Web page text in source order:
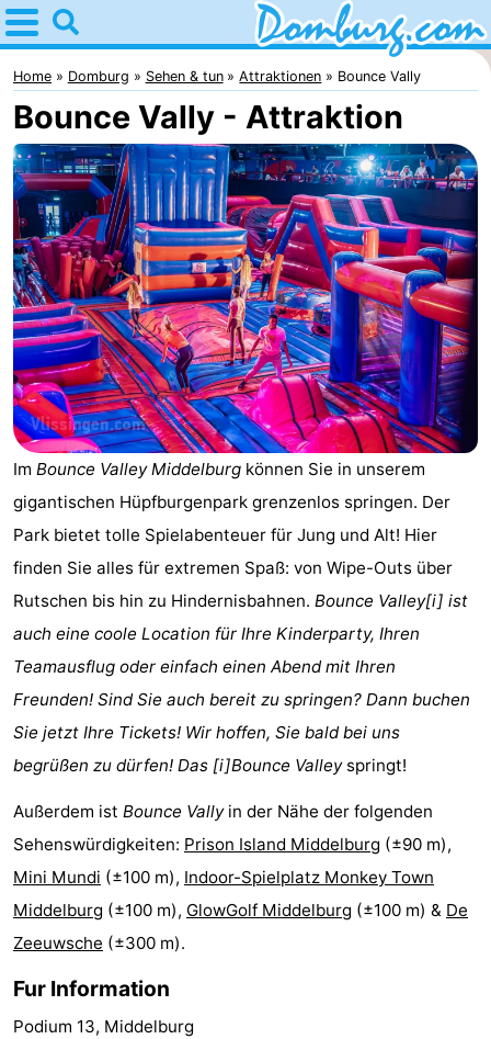
Home
Domburg
Tipps
Für
kindern
Webcam
Webcam
Webcam
Strand
Übernachten
Appartements
-
Park
Loverendale
-
Résidence
Campingplätze
-
Domburg
Hof
Domburg
-
Westhove
Hotels
(mit
Lastminutes
Home Domburg Sehen & tun Attraktionen Bounce Vally
Bounce Vally - Attraktion
Im Bounce Valley Middelburg können Sie in unserem
gigantischen Hüpfburgenpark grenzenlos springen. Der
Park bietet tolle Spielabenteuer für Jung und Alt! Hier
finden Sie alles für extremen Spaß: von Wipe-Outs über
Rutschen bis hin zu Hindernisbahnen. Bounce Valley[i] ist
auch eine coole Location für Ihre Kinderparty, Ihren
Teamausflug oder einfach einen Abend mit Ihren
Freunden! Sind Sie auch bereit zu springen? Dann buchen
Sie jetzt Ihre Tickets! Wir hoffen, Sie bald bei uns
begrüßen zu dürfen! Das [i]Bounce Valleyspringt!
Außerdem ist Bounce Vallyin der Nähe der folgenden
Sehenswürdigkeiten: Prison Island Middelburg (±90 m),
Mini Mundi (±100 m), Indoor-Spielplatz Monkey Town
Middelburg (±100 m), GlowGolf Middelburg (±100 m) & De
Zeeuwsche (±300 m).
Fur Information
Podium 13, Middelburg